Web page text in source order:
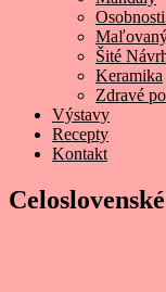
Šité
Keramika
Zdravé
Výstavy
Recepty
Kontakt